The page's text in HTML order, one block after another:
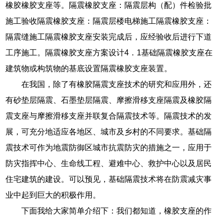
橡胶橡胶支座等。隔震橡胶支座：隔震层构（配）件检验批
施工验收隔震橡胶支座：隔震层楼电梯施工隔震橡胶支座：
隔震缝施工隔震橡胶支座安装完成后，应经验收后进行下道
工序施工。隔震橡胶支座方案设计4．1基础隔震橡胶支座在
建筑物或构筑物的基底设置隔震橡胶支座装置。
在我国，除了有橡胶隔震支座技术的研究和应用外，还
有砂垫层隔震、石墨垫层隔震、摩擦滑移支座隔震及橡胶隔
震支座与摩擦滑移支座并联复合隔震技术等。隔震技术的发
展，可充分地适应各地区、城市及乡村的不同要求。基础隔
震技术可作为地震防御区城市抗震防灾的措施之一，应用于
防灾指挥中心、生命线工程、避难中心、救护中心以及居民
住宅建筑的建设。可以预见，基础隔震技术将在防震减灾事
业中起到巨大的积极作用。
下面我给大家简单介绍下：我们都知道，橡胶支座的作